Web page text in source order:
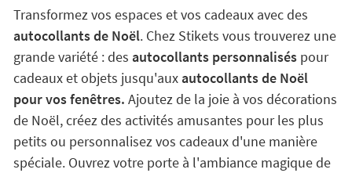
Transformez vos espaces et vos cadeaux avec des
autocollants de Noël. Chez Stikets vous trouverez une
grande variété : des autocollants personnaliséspour
cadeaux et objets jusqu'auxautocollants de Noël
pour vos fenêtres. Ajoutez de la joie à vos décorations
de Noël, créez des activités amusantes pour les plus
petits ou personnalisez vos cadeaux d'une manière
spéciale. Ouvrez votre porte à l'ambiance magique de